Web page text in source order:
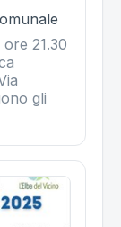
21.30
gli